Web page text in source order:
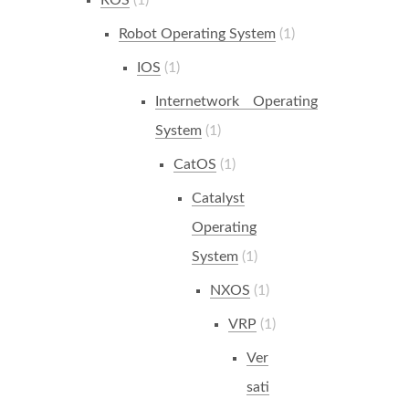
Robot Operating System 1
IOS 1
Internetwork Operating
System
1
CatOS 1
Catalyst
Operating
System
1
NXOS 1
VRP 1
Ver
sati